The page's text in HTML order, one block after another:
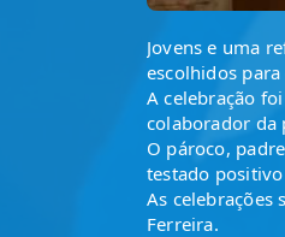
Jovens e uma
escolhidos para
A celebração
colaborador da
O pároco,
testado
As celebrações
Ferreira.